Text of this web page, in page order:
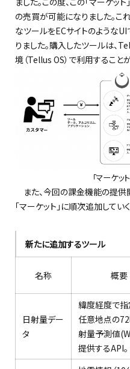
の売買が可能になりました。これ
なツールをECサイトのような
りました。購入したツールは
境（Tellus OS）で利用すること
「マーケッ
また、今回の課金機能の提供
「マーケット」に順次追加してい
新たに追加するツール
名称 概要
日射量デー
タ
緯度経度で指
任意地点の
射量予測値
提供するAPI。